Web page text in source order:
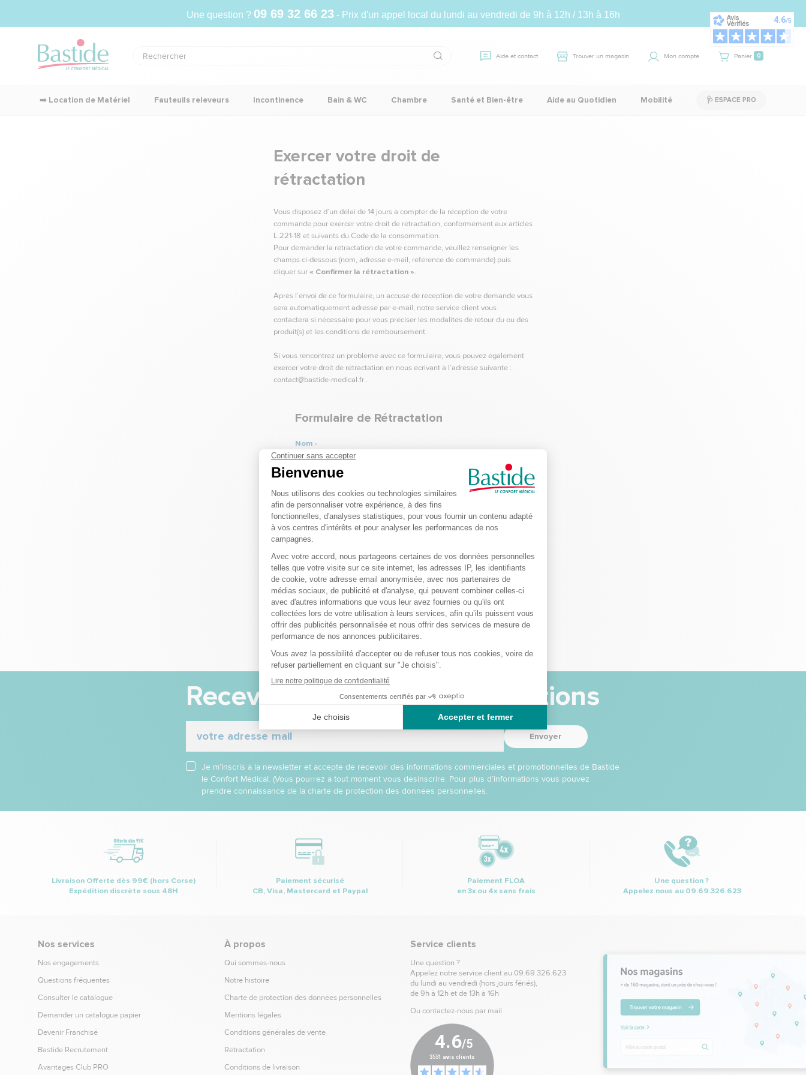
Une question ? 09 69 32 66 23- Prix d'un appel local du lundi au vendredi de 9h à 12h / 13h à 16h
Aide et contact Trouver un magasin Mon compte Panier 0
➡️ Location de Matériel Fauteuils releveurs Incontinence Bain & WC Chambre Santé et Bien-être Aide au Quotidien Mobilité 🩺 ESPACE PRO
Exercer votre droit de
rétractation
Vous disposez d’un délai de 14 jours à compter de la réception de votre
commande pour exercer votre droit de rétractation, conformément aux articles
L.221‑18 et suivants du Code de la consommation.
Pour demander la rétractation de votre commande, veuillez renseigner les
champs ci‑dessous (nom, adresse e‑mail, référence de commande) puis
cliquer sur « Confirmer la rétractation ».
Après l’envoi de ce formulaire, un accusé de réception de votre demande vous
sera automatiquement adressé par e‑mail, notre service client vous
contactera si nécessaire pour vous préciser les modalités de retour du ou des
produit(s) et les conditions de remboursement.
Si vous rencontrez un problème avec ce formulaire, vous pouvez également
exercer votre droit de rétractation en nous écrivant à l’adresse suivante :
contact@bastide-medical.fr .
Formulaire de Rétractation
*
Nom
E-mail
(figurant sur la commande)
*
Référence de la commande
Les champs marqués d'une*sont obligatoires.
Recevez nos offres et promotions
Envoyer
Je m’inscris à la newsletter et accepte de recevoir des informations commerciales et promotionnelles de Bastide
le Confort Médical. (Vous pourrez à tout moment vous désinscrire. Pour plus d’informations vous pouvez
prendre connaissance de la charte de protection des données personnelles.
Livraison Offerte dès 99€ (hors Corse)
Expédition discrète sous 48H
Paiement sécurisé
CB, Visa, Mastercard et Paypal
Paiement FLOA
en 3x ou 4x sans frais
Une question ?
Appelez nous au 09.69.326.623
Nos services
Nos engagements
Questions fréquentes
Consulter le catalogue
Demander un catalogue papier
Devenir Franchisé
Bastide Recrutement
Avantages Club PRO
À propos
Qui sommes-nous
Notre histoire
Charte de protection des données personnelles
Mentions légales
Conditions générales de vente
Rétractation
Conditions de livraison
Service clients
Une question ?
Appelez notre service client au 09.69.326.623
du lundi au vendredi (hors jours fériés),
de 9h à 12h et de 13h à 16h
Ou contactez-nous par mail